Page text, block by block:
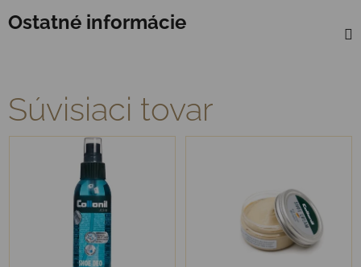
Ostatné informácie
Súvisiaci tovar